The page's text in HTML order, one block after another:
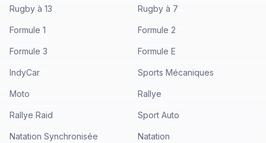
Rugby à 13 Rugby à 7
Formule 1 Formule 2
Formule 3 Formule E
IndyCar Sports Mécaniques
Moto Rallye
Rallye Raid Sport Auto
Natation Synchronisée Natation